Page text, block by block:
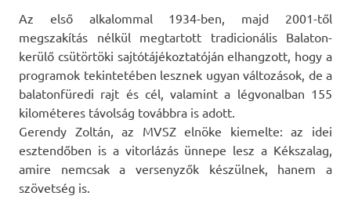
Az első alkalommal 1934-ben, majd 2001-től
megszakítás nélkül megtartott tradicionális Balaton-
kerülő csütörtöki sajtótájékoztatóján elhangzott, hogy a
programok tekintetében lesznek ugyan változások, de a
balatonfüredi rajt és cél, valamint a légvonalban 155
kilométeres távolság továbbra is adott.
Gerendy Zoltán, az MVSZ elnöke kiemelte: az idei
esztendőben is a vitorlázás ünnepe lesz a Kékszalag,
amire nemcsak a versenyzők készülnek, hanem a
szövetség is.